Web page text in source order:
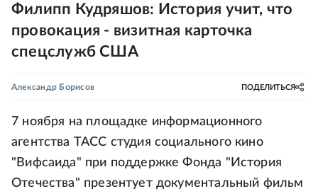
Филипп Кудряшов: История учит, что
провокация - визитная карточка
спецслужб США
Александр Борисов ПОДЕЛИТЬСЯ
7 ноября на площадке информационного
агентства ТАСС студия социального кино
"Вифсаида" при поддержке Фонда "История
Отечества" презентует документальный фильм